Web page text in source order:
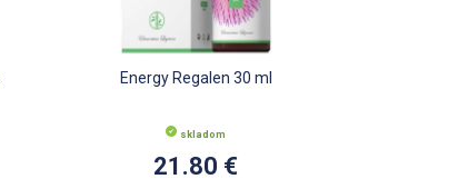
Energy Regalen 30 ml
skladom
21.80 €